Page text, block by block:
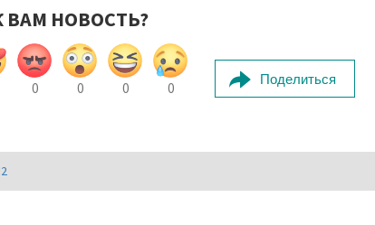
ВАМ НОВОСТЬ?
0 0 0 0
Поделиться